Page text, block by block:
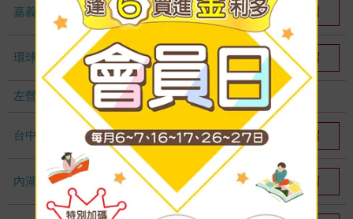
嘉義耐斯店 2 我要預留
環球店 8 我要預留
左營店 無庫存
台中秀泰店 2 我要預留
內湖大潤發 3 我要預留